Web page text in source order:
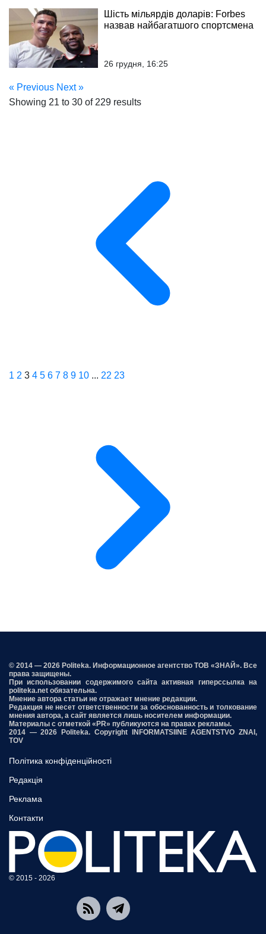
Шість мільярдів доларів: Forbes
назвав найбагатшого спортсмена
26 грудня, 16:25
« Previous Next »
Showing 21 to 30 of 229 results
1 2 3 4 5 6 7 8 9 10 ... 22 23
© 2014 — 2026 Politeka. Информационное агентство ТОВ «ЗНАЙ». Все
права защищены.
При использовании содержимого сайта активная гиперссылка на
politeka.net обязательна.
Мнение автора статьи не отражает мнение редакции.
Редакция не несет ответственности за обоснованность и толкование
мнения автора, а сайт является лишь носителем информации.
Материалы с отметкой «PR» публикуются на правах рекламы.
2014 — 2026 Politeka. Copyright INFORMATSIINE AGENTSTVO ZNAI,
TOV
Політика конфіденційності
Редакція
Реклама
Контакти
© 2015 - 2026